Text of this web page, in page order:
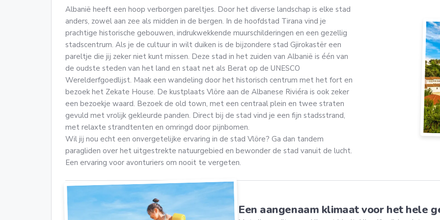
Albanië heeft een hoop verborgen pareltjes. Door het diverse landschap is elke stad
anders, zowel aan zee als midden in de bergen. In de hoofdstad Tirana vind je
prachtige historische gebouwen, indrukwekkende muurschilderingen en een gezellig
stadscentrum. Als je de cultuur in wilt duiken is de bijzondere stad Gjirokastër een
pareltje die jij zeker niet kunt missen. Deze stad in het zuiden van Albanië is één van
de oudste steden van het land en staat net als Berat op de UNESCO
Werelderfgoedlijst. Maak een wandeling door het historisch centrum met het fort en
bezoek het Zekate House. De kustplaats Vlöre aan de Albanese Riviéra is ook zeker
een bezoekje waard. Bezoek de old town, met een centraal plein en twee straten
gevuld met vrolijk gekleurde panden. Direct bij de stad vind je een fijn stadsstrand,
met relaxte strandtenten en omringd door pijnbomen.
Wil jij nou echt een onvergetelijke ervaring in de stad Vlöre? Ga dan tandem
paragliden over het uitgestrekte natuurgebied en bewonder de stad vanuit de lucht.
Een ervaring voor avonturiers om nooit te vergeten.
Een aangenaam klimaat voor het hele